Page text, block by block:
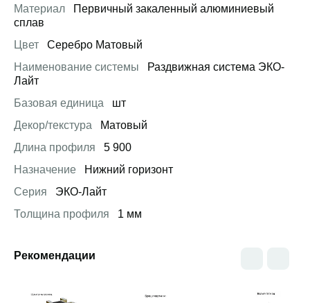
Материал
Первичный закаленный алюминиевый
сплав
Цвет
Серебро Матовый
Наименование системы
Раздвижная система ЭКО-
Лайт
Базовая единица
шт
Декор/текстура
Матовый
Длина профиля
5 900
Назначение
Нижний горизонт
Серия
ЭКО-Лайт
Толщина профиля
1 мм
Рекомендации